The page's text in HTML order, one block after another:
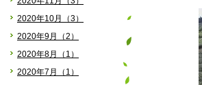
2020年10月（3）
2020年9月（2）
2020年8月（1）
2020年7月（1）